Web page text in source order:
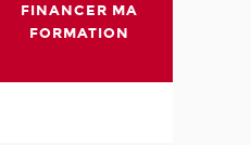
FINANCER MA
FORMATION